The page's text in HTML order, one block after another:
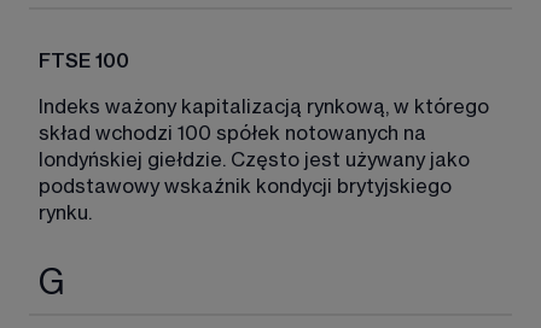
FTSE 100
Indeks ważony kapitalizacją rynkową, w którego
skład wchodzi 100 spółek notowanych na
londyńskiej giełdzie. Często jest używany jako
podstawowy wskaźnik kondycji brytyjskiego
rynku.
G